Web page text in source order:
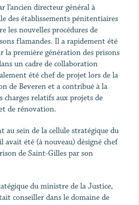
l’ancien directeur général à
des établissements pénitentiaires
les nouvelles procédures de
flamandes. Il a rapidement été
la première génération des prisons
un cadre de collaboration
été chef de projet lors de la
de Beveren et a contribué à la
charges relatifs aux projets de
de rénovation.
au sein de la cellule stratégique du
avait été (à nouveau) désigné chef
de Saint-Gilles par son
du ministre de la Justice,
conseiller dans le domaine de